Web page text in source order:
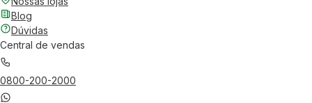
Blog
Dúvidas
Central de vendas
0800-200-2000